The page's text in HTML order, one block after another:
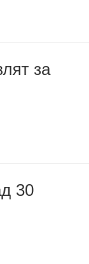
за
30